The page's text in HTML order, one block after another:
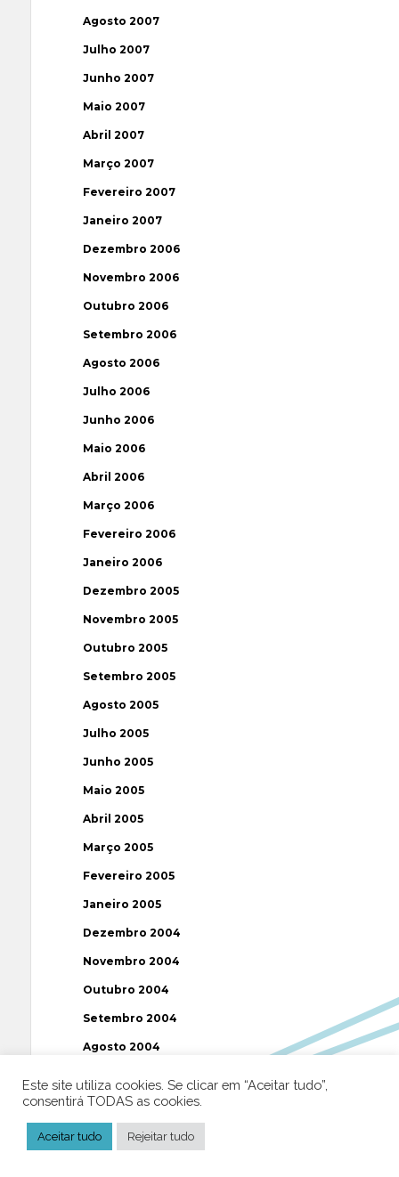
Agosto 2007
Julho 2007
Junho 2007
Maio 2007
Abril 2007
Março 2007
Fevereiro 2007
Janeiro 2007
Dezembro 2006
Novembro 2006
Outubro 2006
Setembro 2006
Agosto 2006
Julho 2006
Junho 2006
Maio 2006
Abril 2006
Março 2006
Fevereiro 2006
Janeiro 2006
Dezembro 2005
Novembro 2005
Outubro 2005
Setembro 2005
Agosto 2005
Julho 2005
Junho 2005
Maio 2005
Abril 2005
Março 2005
Fevereiro 2005
Janeiro 2005
Dezembro 2004
Novembro 2004
Outubro 2004
Setembro 2004
Agosto 2004
Junho 2004
Maio 2004
Este site utiliza cookies. Se clicar em “Aceitar tudo”,
consentirá TODAS as cookies.
Aceitar tudo Rejeitar tudo